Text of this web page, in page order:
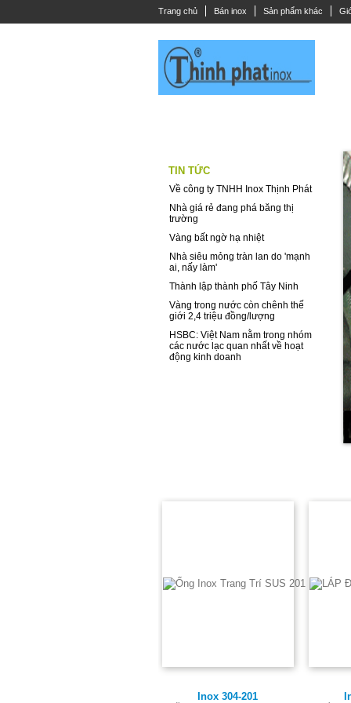
Trang chủ Bán inox Sản phẩm khác
TIN TỨC
Về công ty TNHH Inox Thịnh Phát
Nhà giá rẻ đang phá băng thị
trường
Vàng bất ngờ hạ nhiệt
Nhà siêu mỏng tràn lan do 'mạnh
ai, nấy làm'
Thành lập thành phố Tây Ninh
Vàng trong nước còn chênh thế
giới 2,4 triệu đồng/lượng
HSBC: Việt Nam nằm trong nhóm
các nước lạc quan nhất về hoạt
động kinh doanh
Inox 304-201